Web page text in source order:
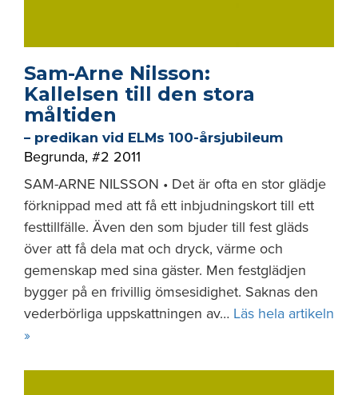
Sam-Arne Nilsson:
Kallelsen till den stora
måltiden
– predikan vid ELMs 100-årsjubileum
Begrunda, #2 2011
SAM-ARNE NILSSON • Det är ofta en stor glädje
förknippad med att få ett inbjudningskort till ett
festtillfälle. Även den som bjuder till fest gläds
över att få dela mat och dryck, värme och
gemenskap med sina gäster. Men festglädjen
bygger på en frivillig ömsesidighet. Saknas den
vederbörliga uppskattningen av… Läs hela artikeln
»